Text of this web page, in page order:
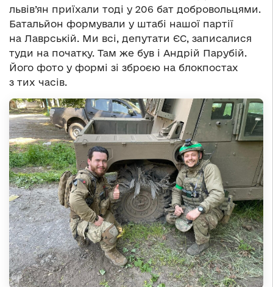
львів’ян приїхали тоді у 206 бат добровольцями.
Батальйон формували у штабі нашої партії
на Лаврській. Ми всі, депутати ЄС, записалися
туди на початку. Там же був і Андрій Парубій.
Його фото у формі зі зброєю на блокпостах
з тих часів.